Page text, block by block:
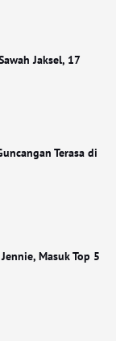
Jaksel, 17
Terasa di
Masuk Top 5